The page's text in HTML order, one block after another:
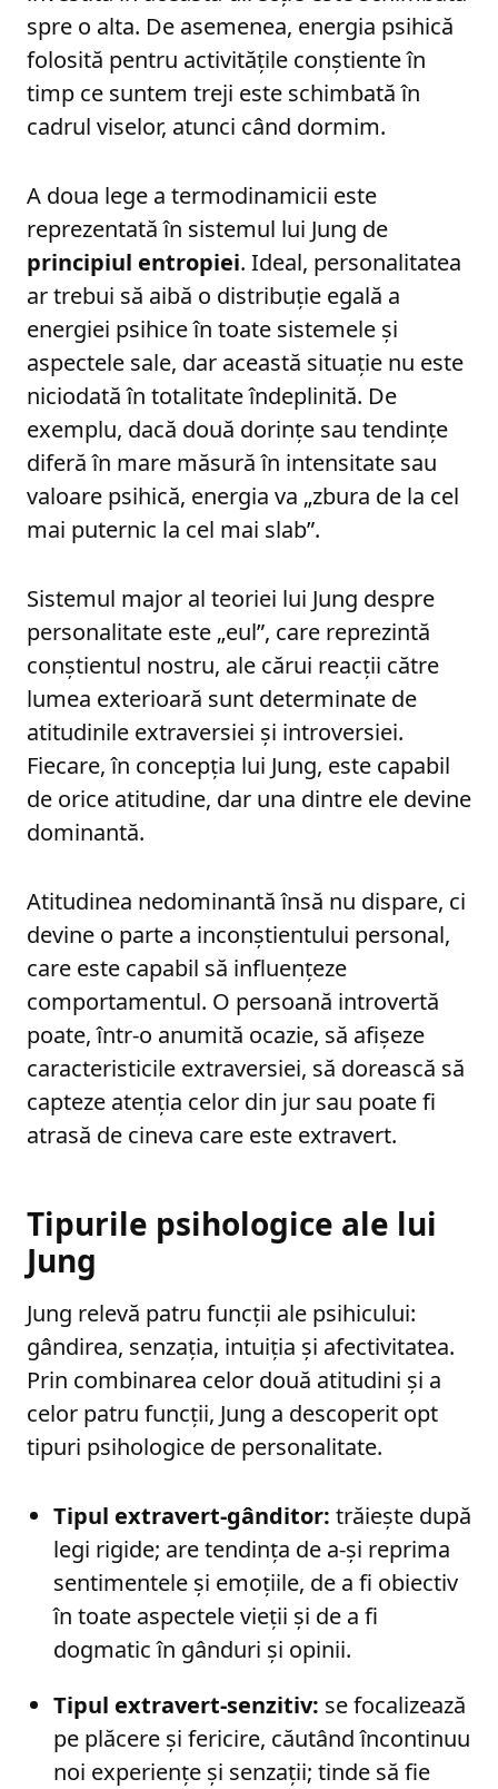
spre o alta. De asemenea, energia psihică
folosită pentru activitățile conștiente în
timp ce suntem treji este schimbată în
cadrul viselor, atunci când dormim.
A doua lege a termodinamicii este
reprezentată în sistemul lui Jung de
principiul entropiei. Ideal, personalitatea
ar trebui să aibă o distribuție egală a
energiei psihice în toate sistemele și
aspectele sale, dar această situație nu este
niciodată în totalitate îndeplinită. De
exemplu, dacă două dorințe sau tendințe
diferă în mare măsură în intensitate sau
valoare psihică, energia va „zbura de la cel
mai puternic la cel mai slab”.
Sistemul major al teoriei lui Jung despre
personalitate este „eul”, care reprezintă
conștientul nostru, ale cărui reacții către
lumea exterioară sunt determinate de
atitudinile extraversiei și introversiei.
Fiecare, în concepția lui Jung, este capabil
de orice atitudine, dar una dintre ele devine
dominantă.
Atitudinea nedominantă însă nu dispare, ci
devine o parte a inconștientului personal,
care este capabil să influențeze
comportamentul. O persoană introvertă
poate, într-o anumită ocazie, să afișeze
caracteristicile extraversiei, să dorească să
capteze atenția celor din jur sau poate fi
atrasă de cineva care este extravert.
Tipurile psihologice ale lui
Jung
Jung relevă patru funcții ale psihicului:
gândirea, senzația, intuiția și afectivitatea.
Prin combinarea celor două atitudini și a
celor patru funcții, Jung a descoperit opt
tipuri psihologice de personalitate.
Tipul extravert-gânditor: trăiește după
legi rigide; are tendința de a-și reprima
sentimentele și emoțiile, de a fi obiectiv
în toate aspectele vieții și de a fi
dogmatic în gânduri și opinii.
Tipul extravert-senzitiv: se focalizează
pe plăcere și fericire, căutând încontinuu
noi experiențe și senzații; tinde să fie